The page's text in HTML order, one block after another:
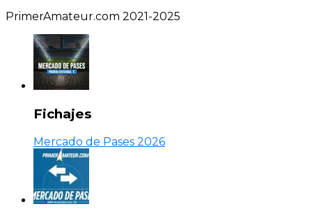
PrimerAmateur.com 2021-2025
Fichajes
Mercado de Pases 2026